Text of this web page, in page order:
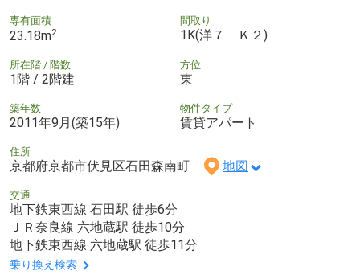
専有面積
23.18m2
間取り
1K(洋７ Ｋ２)
所在階 / 階数
1階 / 2階建
方位
東
築年数
2011年9月(築15年)
物件タイプ
賃貸アパート
住所
京都府京都市伏見区石田森南町 地図
交通
地下鉄東西線 石田駅 徒歩6分
ＪＲ奈良線 六地蔵駅 徒歩10分
地下鉄東西線 六地蔵駅 徒歩11分
乗り換え検索